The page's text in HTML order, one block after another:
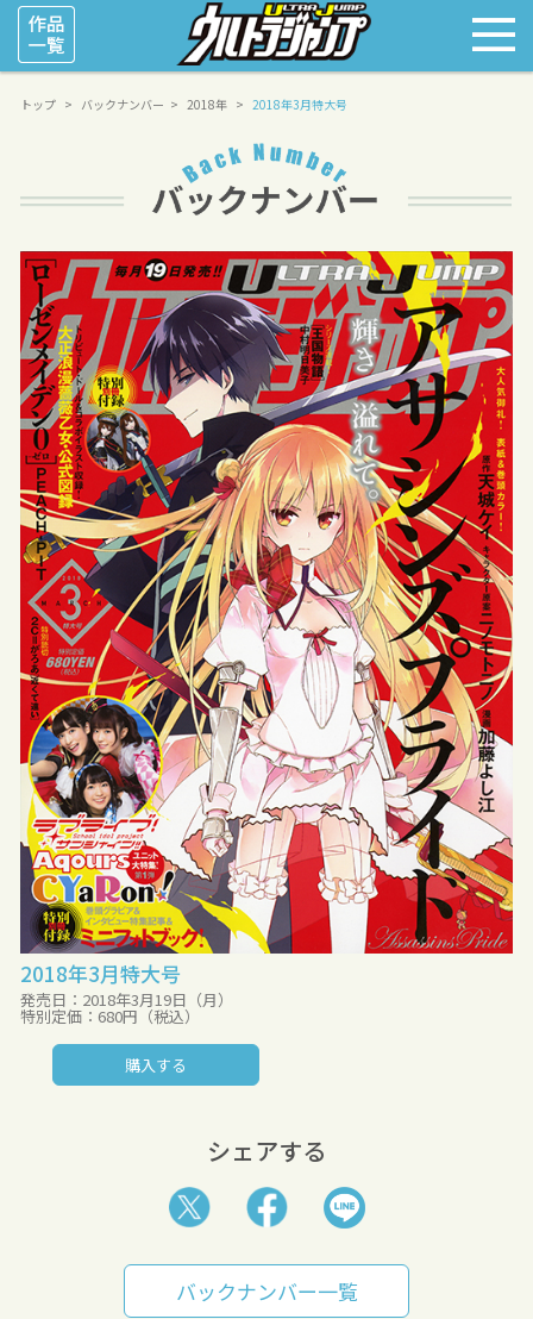
トップ バックナンバー 2018年 2018年3月特大号
2018年3月特大号
発売日：2018年3月19日（月）
特別定価：680円（税込）
購入する
シェアする
バックナンバー一覧